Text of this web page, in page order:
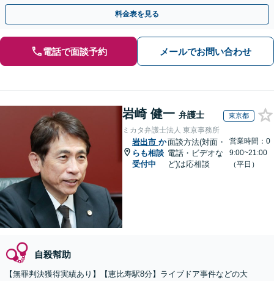
得した実績もあります。ぜひお任せください。
料金表を見る
電話で面談予約 メールでお問い合わせ
岩崎 健一 弁護士 東京都
ミカタ弁護士法人 東京事務所
岩出市 か
らも相談
受付中
面談方法(対面・
電話・ビデオな
ど)は応相談
営業時間：0
9:00~21:00
（平日）
自殺幇助
【無罪判決獲得実績あり】【恵比寿駅8分】ライブドア事件などの大